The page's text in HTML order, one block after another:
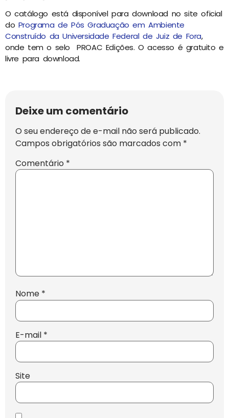
O catálogo está disponível para download no site oficial
do Programa de Pós Graduação em Ambiente
Construído da Universidade Federal de Juiz de Fora,
onde tem o selo PROAC Edições. O acesso é gratuito e
livre para download.
Deixe um comentário
O seu endereço de e-mail não será publicado.
Campos obrigatórios são marcados com *
Comentário *
Nome *
E-mail *
Site